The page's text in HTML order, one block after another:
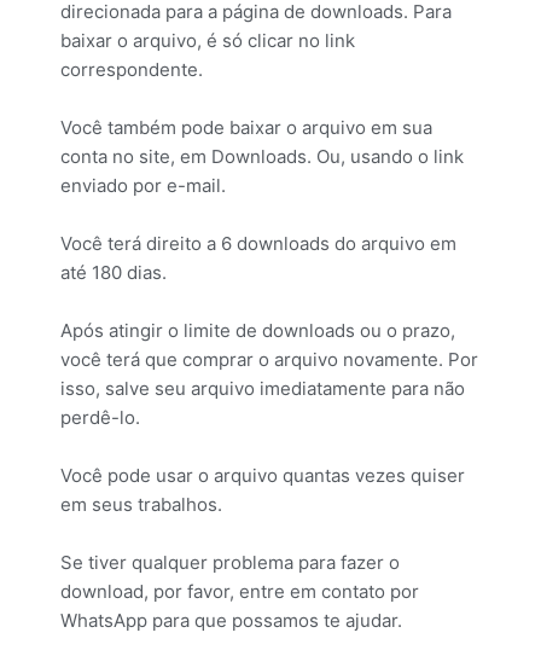
direcionada para a página de downloads. Para
baixar o arquivo, é só clicar no link
correspondente.
Você também pode baixar o arquivo em sua
conta no site, em Downloads. Ou, usando o link
enviado por e-mail.
Você terá direito a 6 downloads do arquivo em
até 180 dias.
Após atingir o limite de downloads ou o prazo,
você terá que comprar o arquivo novamente. Por
isso, salve seu arquivo imediatamente para não
perdê-lo.
Você pode usar o arquivo quantas vezes quiser
em seus trabalhos.
Se tiver qualquer problema para fazer o
download, por favor, entre em contato por
WhatsApp para que possamos te ajudar.